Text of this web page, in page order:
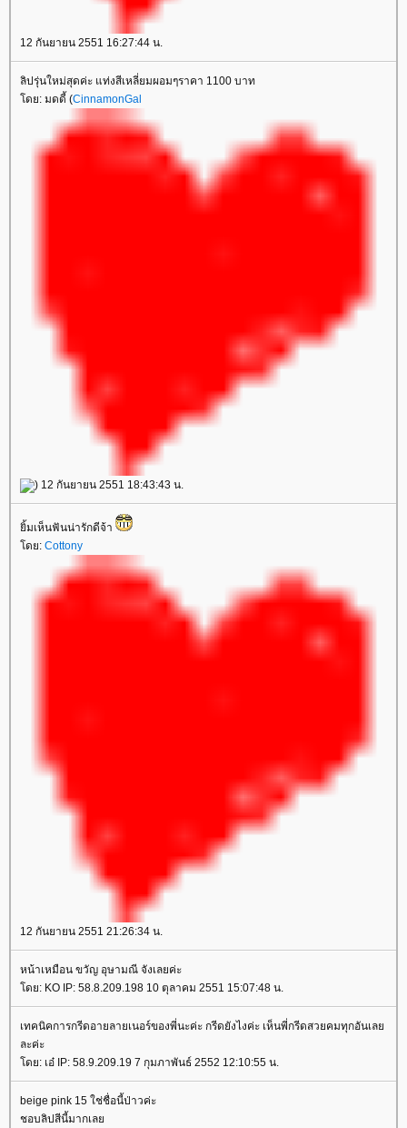
12 กันยายน 2551 16:27:44 น.
ลิปรุ่นใหม่สุดค่ะ แท่งสีเหลี่ยมผอมๆราคา 1100 บาท
ดย: มดดี้ (CinnamonGal
) 12 กันยายน 2551 18:43:43 น.
ิ้มเห็นฟันน่ารักดีจ้า
ดย: Cottony
12 กันยายน 2551 21:26:34 น.
หน้าเหมือน ขวัญ อุษามณี จังเลยค่ะ
ดย: KO IP: 58.8.209.198 10 ตุลาคม 2551 15:07:48 น.
เทคนิคการกรีดอายลายเนอร์ของพี่นะค่ะ กรีดยังไงค่ะ เห็นพี่กรีดสวยคมทุกอันเล
ละค่ะ
ดย: เอ๋ IP: 58.9.209.19 7 กุมภาพันธ์ 2552 12:10:55 น.
beige pink 15 ใช่ชื่อนี้ป่าวค่ะ
ชอบลิปสีนี้มากเล